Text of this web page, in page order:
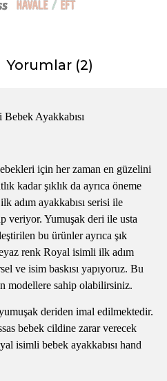
Yorumlar (2)
Ayakkabısı
için her zaman en güzelini
kadar şıklık da ayrıca öneme
adım ayakkabısı serisi ile
veriyor. Yumuşak deri ile usta
bu ürünler ayrıca şık
renk Royal isimli ilk adım
ve isim baskısı yapıyoruz. Bu
modellere sahip olabilirsiniz.
deriden imal edilmektedir.
bebek cildine zarar verecek
isimli bebek ayakkabısı hand